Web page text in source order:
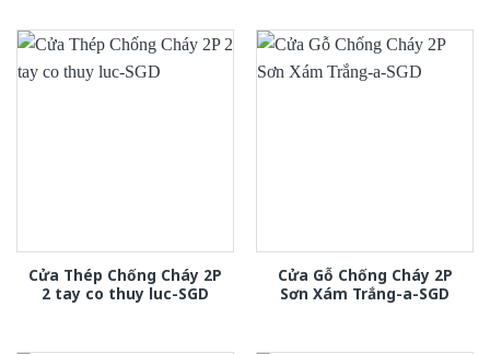
Cửa Thép Chống Cháy 2P
2 tay co thuy luc-SGD
Cửa Gỗ Chống Cháy 2P
Sơn Xám Trắng-a-SGD